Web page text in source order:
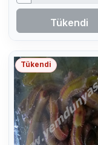
Tükendi
Tükendi